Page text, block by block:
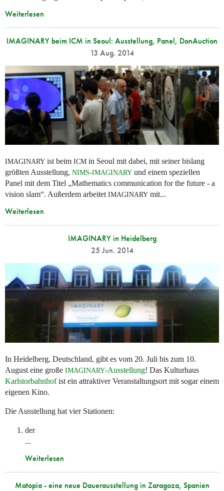
Weiterlesen
IMAGINARY beim ICM in Seoul: Ausstellung, Panel, DonAuction
13 Aug. 2014
IMAGINARY ist beim ICM in Seoul mit dabei, mit seiner bislang
größten Ausstellung, NIMS-IMAGINARY und einem speziellen
Panel mit dem Titel „Mathematics communication for the future - a
vision slam“. Außerdem arbeitet IMAGINARY mit...
Weiterlesen
IMAGINARY in Heidelberg
25 Jun. 2014
In Heidelberg, Deutschland, gibt es vom 20. Juli bis zum 10.
August eine große IMAGINARY-Ausstellung! Das Kulturhaus
Karlstorbahnhofist ein attraktiver Veranstaltungsort mit sogar einem
eigenen Kino.
Die Ausstellung hat vier Stationen:
der
...
Weiterlesen
Matopía - eine neue Dauerausstellung in Zaragoza, Spanien